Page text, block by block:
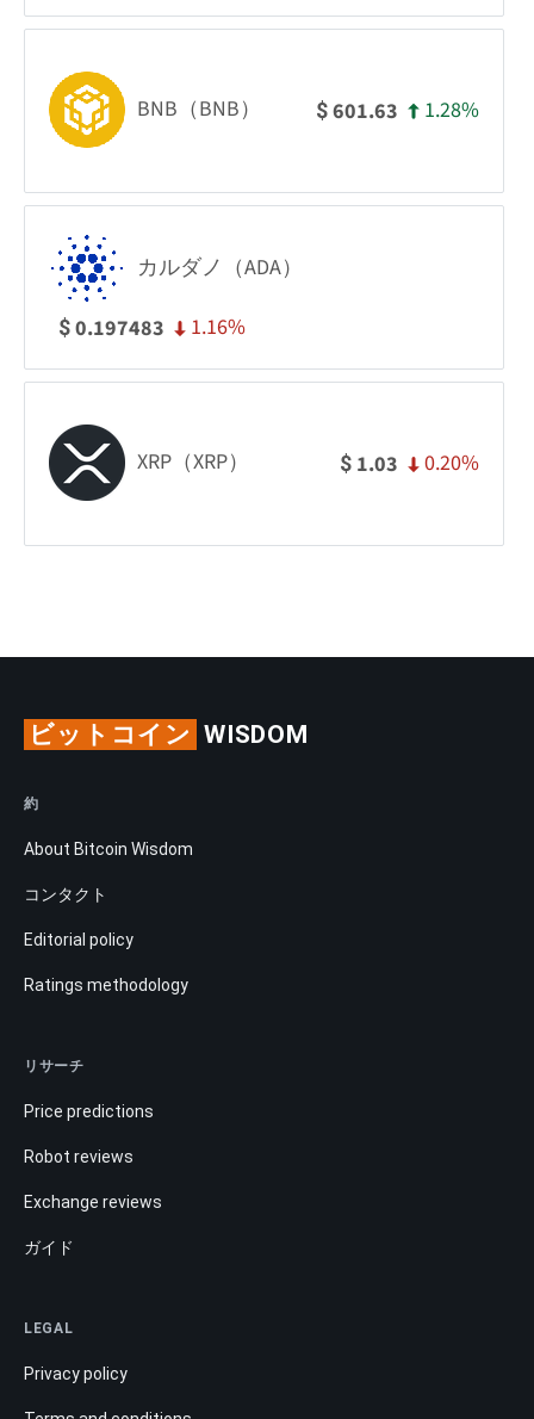
BNB（BNB） $601.63 1.28%
カルダノ（ADA）
$0.197483 1.16%
XRP（XRP） $ 1.03 0.20%
ビットコイン WISDOM
約
About Bitcoin Wisdom
コンタクト
Editorial policy
Ratings methodology
リサーチ
Price predictions
Robot reviews
Exchange reviews
ガイド
LEGAL
Privacy policy